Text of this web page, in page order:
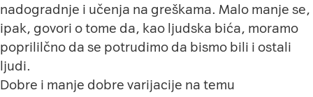
nadogradnje i učenja na greškama. Malo manje se,
ipak, govori o tome da, kao ljudska bića, moramo
poprililčno da se potrudimo da bismo bili i ostali
ljudi.
Dobre i manje dobre varijacije na temu